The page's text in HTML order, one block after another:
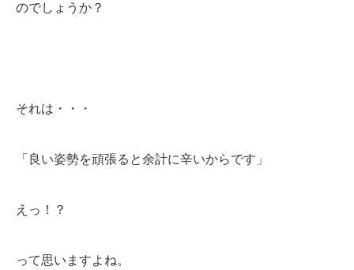
のでしょうか？
それは・・・
「良い姿勢を頑張ると余計に辛いからです」
えっ！？
って思いますよね。